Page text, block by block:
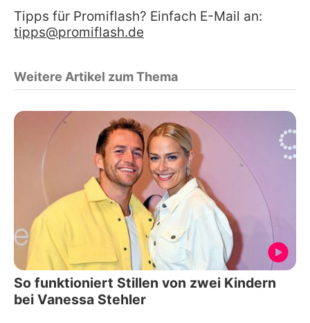
Tipps für Promiflash? Einfach E-Mail an:
tipps@promiflash.de
Weitere Artikel zum Thema
So funktioniert Stillen von zwei Kindern
bei Vanessa Stehler